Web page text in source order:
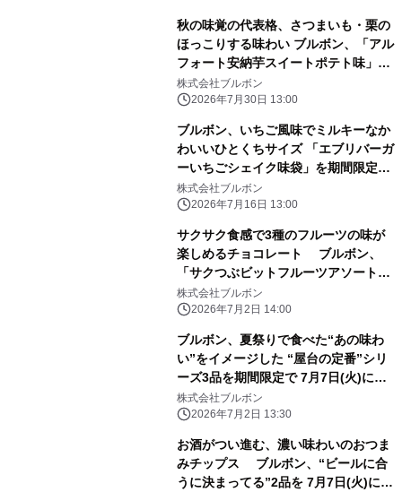
秋の味覚の代表格、さつまいも・栗の
ほっこりする味わい ブルボン、「アル
フォート安納芋スイートポテト味」な
ど 8品を期間限定で8月4日(火)に販売
開始！
株式会社ブルボン
2026年7月30日 13:00
ブルボン、いちご風味でミルキーなか
わいいひとくちサイズ 「エブリバーガ
ーいちごシェイク味袋」を期間限定で
7月21日(火)に新発売！
株式会社ブルボン
2026年7月16日 13:00
サクサク食感で3種のフルーツの味が
楽しめるチョコレート ブルボン、
「サクつぶビットフルーツアソート」
を期間限定で 7月7日(火)に新発売！
株式会社ブルボン
2026年7月2日 14:00
ブルボン、夏祭りで食べた“あの味わ
い”をイメージした “屋台の定番”シリ
ーズ3品を期間限定で 7月7日(火)に新
発売！
株式会社ブルボン
2026年7月2日 13:30
お酒がつい進む、濃い味わいのおつま
みチップス ブルボン、“ビールに合
うに決まってる”2品を 7月7日(火)にコ